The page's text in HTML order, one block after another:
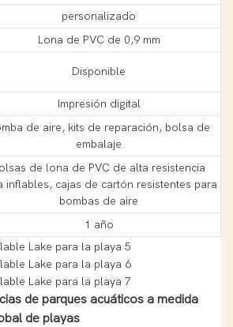
personalizado
Lona de PVC de 0,9 mm
Disponible
Impresión digital
de aire, kits de reparación, bolsa de
embalaje
de lona de PVC de alta resistencia
inflables, cajas de cartón resistentes para
bombas de aire
1 año
de parques acuáticos a medida
de playas